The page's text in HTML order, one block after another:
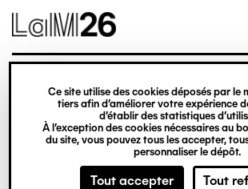
Gestion des cookies
Ce site utilise des cookies déposés par le
tiers afin d’améliorer votre expérience
d’établir des statistiques
À l’exception des cookies nécessaires au
du site, vous pouvez tous les accepter,
personnaliser le dépôt.
Tout accepter Tout
contenu